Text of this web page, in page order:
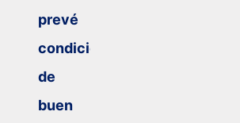
prevé
condiciones
de
buen